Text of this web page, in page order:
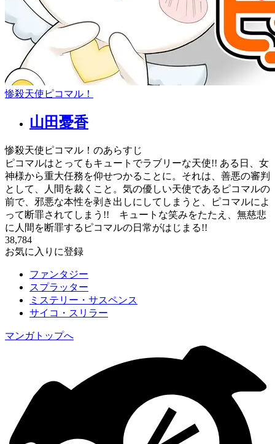
惨殺天使ピコマル！
山田憂香
惨殺天使ピコマル！のあらすじ
ピコマルはとってもキュートでラブリーな天使!! ある日、女
神様から重大任務を仰せつかることに。それは、善悪の審判
として、人間を裁くこと。気の優しい天使であるピコマルの
前で、邪悪な本性を剥き出しにしてしまうと、ピコマルによ
って断罪されてしまう!! キュートな笑みをたたえ、無慈悲
に人間を断罪するピコマルの日常がはじまる!!
38,784
お気に入りに登録
ファンタジー
スプラッター
ミステリー・サスペンス
サイコ・スリラー
マンガトップへ